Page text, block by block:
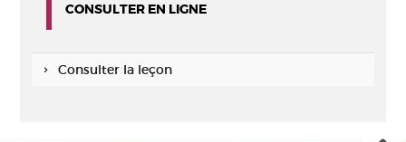
CONSULTER EN LIGNE
Consulter la leçon